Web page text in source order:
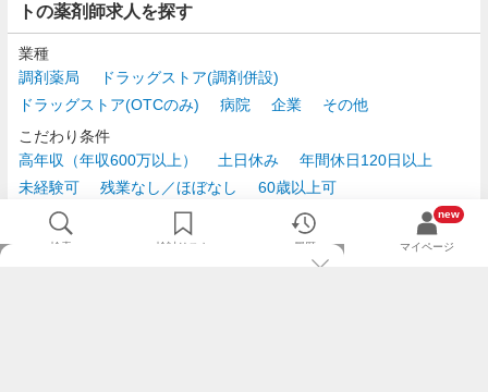
トの薬剤師求人を探す
業種
調剤薬局
ドラッグストア(調剤併設)
ドラッグストア(OTCのみ)
病院 企業
その他
こだわり条件
高年収（年収600万以上）
土日休み
年間休日120日以上
未経験可
残業なし／ほぼなし
60歳以上可
時給2,500円以上
検索 検討リスト 履歴
new
マイページ